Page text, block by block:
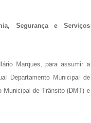
Segurança e Serviços
Marques, para assumir a
Departamento Municipal de
de Trânsito (DMT) e